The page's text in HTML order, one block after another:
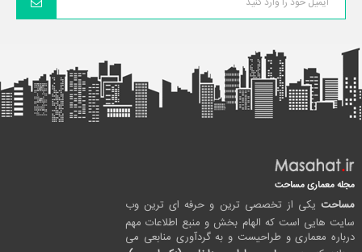
مجله معماری مساحت
مساحت یکی از تخصصی ترین و حرفه ای ترین وب
سایت هایی است که الهام بخش و منبع اطلاعات مهم
درباره معماری و طراحیست و به گردآوری منابعی می